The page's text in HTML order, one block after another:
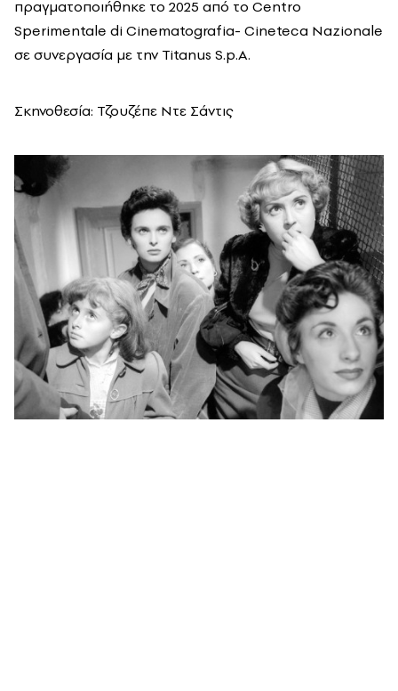
πραγματοποιήθηκε το 2025 από το Centro
Sperimentale di Cinematografia- Cineteca Nazionale
σε συνεργασία με την Titanus S.p.A.
Σκηνοθεσία: Τζουζέπε Ντε Σάντις